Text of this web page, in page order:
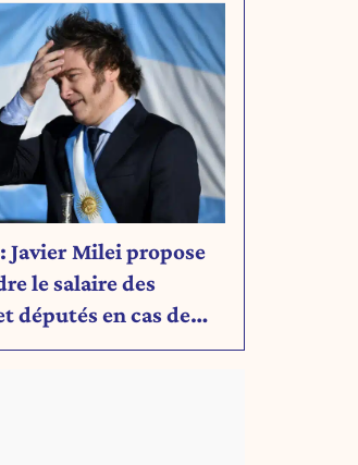
Javier Milei propose
le salaire des
députés en cas de